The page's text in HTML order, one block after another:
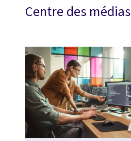
Centre des médias